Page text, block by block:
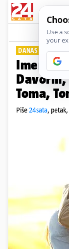
DANAS JE
Imendan
Davorin,
Toma,
Piše24sata,